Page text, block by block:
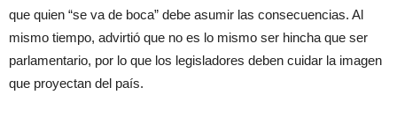
que quien “se va de boca” debe asumir las consecuencias. Al
mismo tiempo, advirtió que no es lo mismo ser hincha que ser
parlamentario, por lo que los legisladores deben cuidar la imagen
que proyectan del país.